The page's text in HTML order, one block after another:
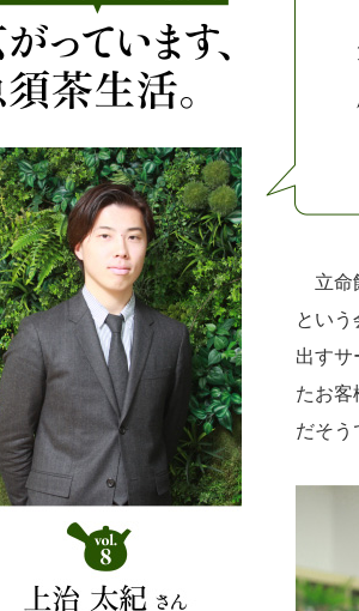
立命
とい
出すサ
たお客
だそう